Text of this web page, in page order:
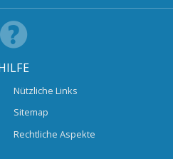
Nützliche Links
Sitemap
Rechtliche Aspekte